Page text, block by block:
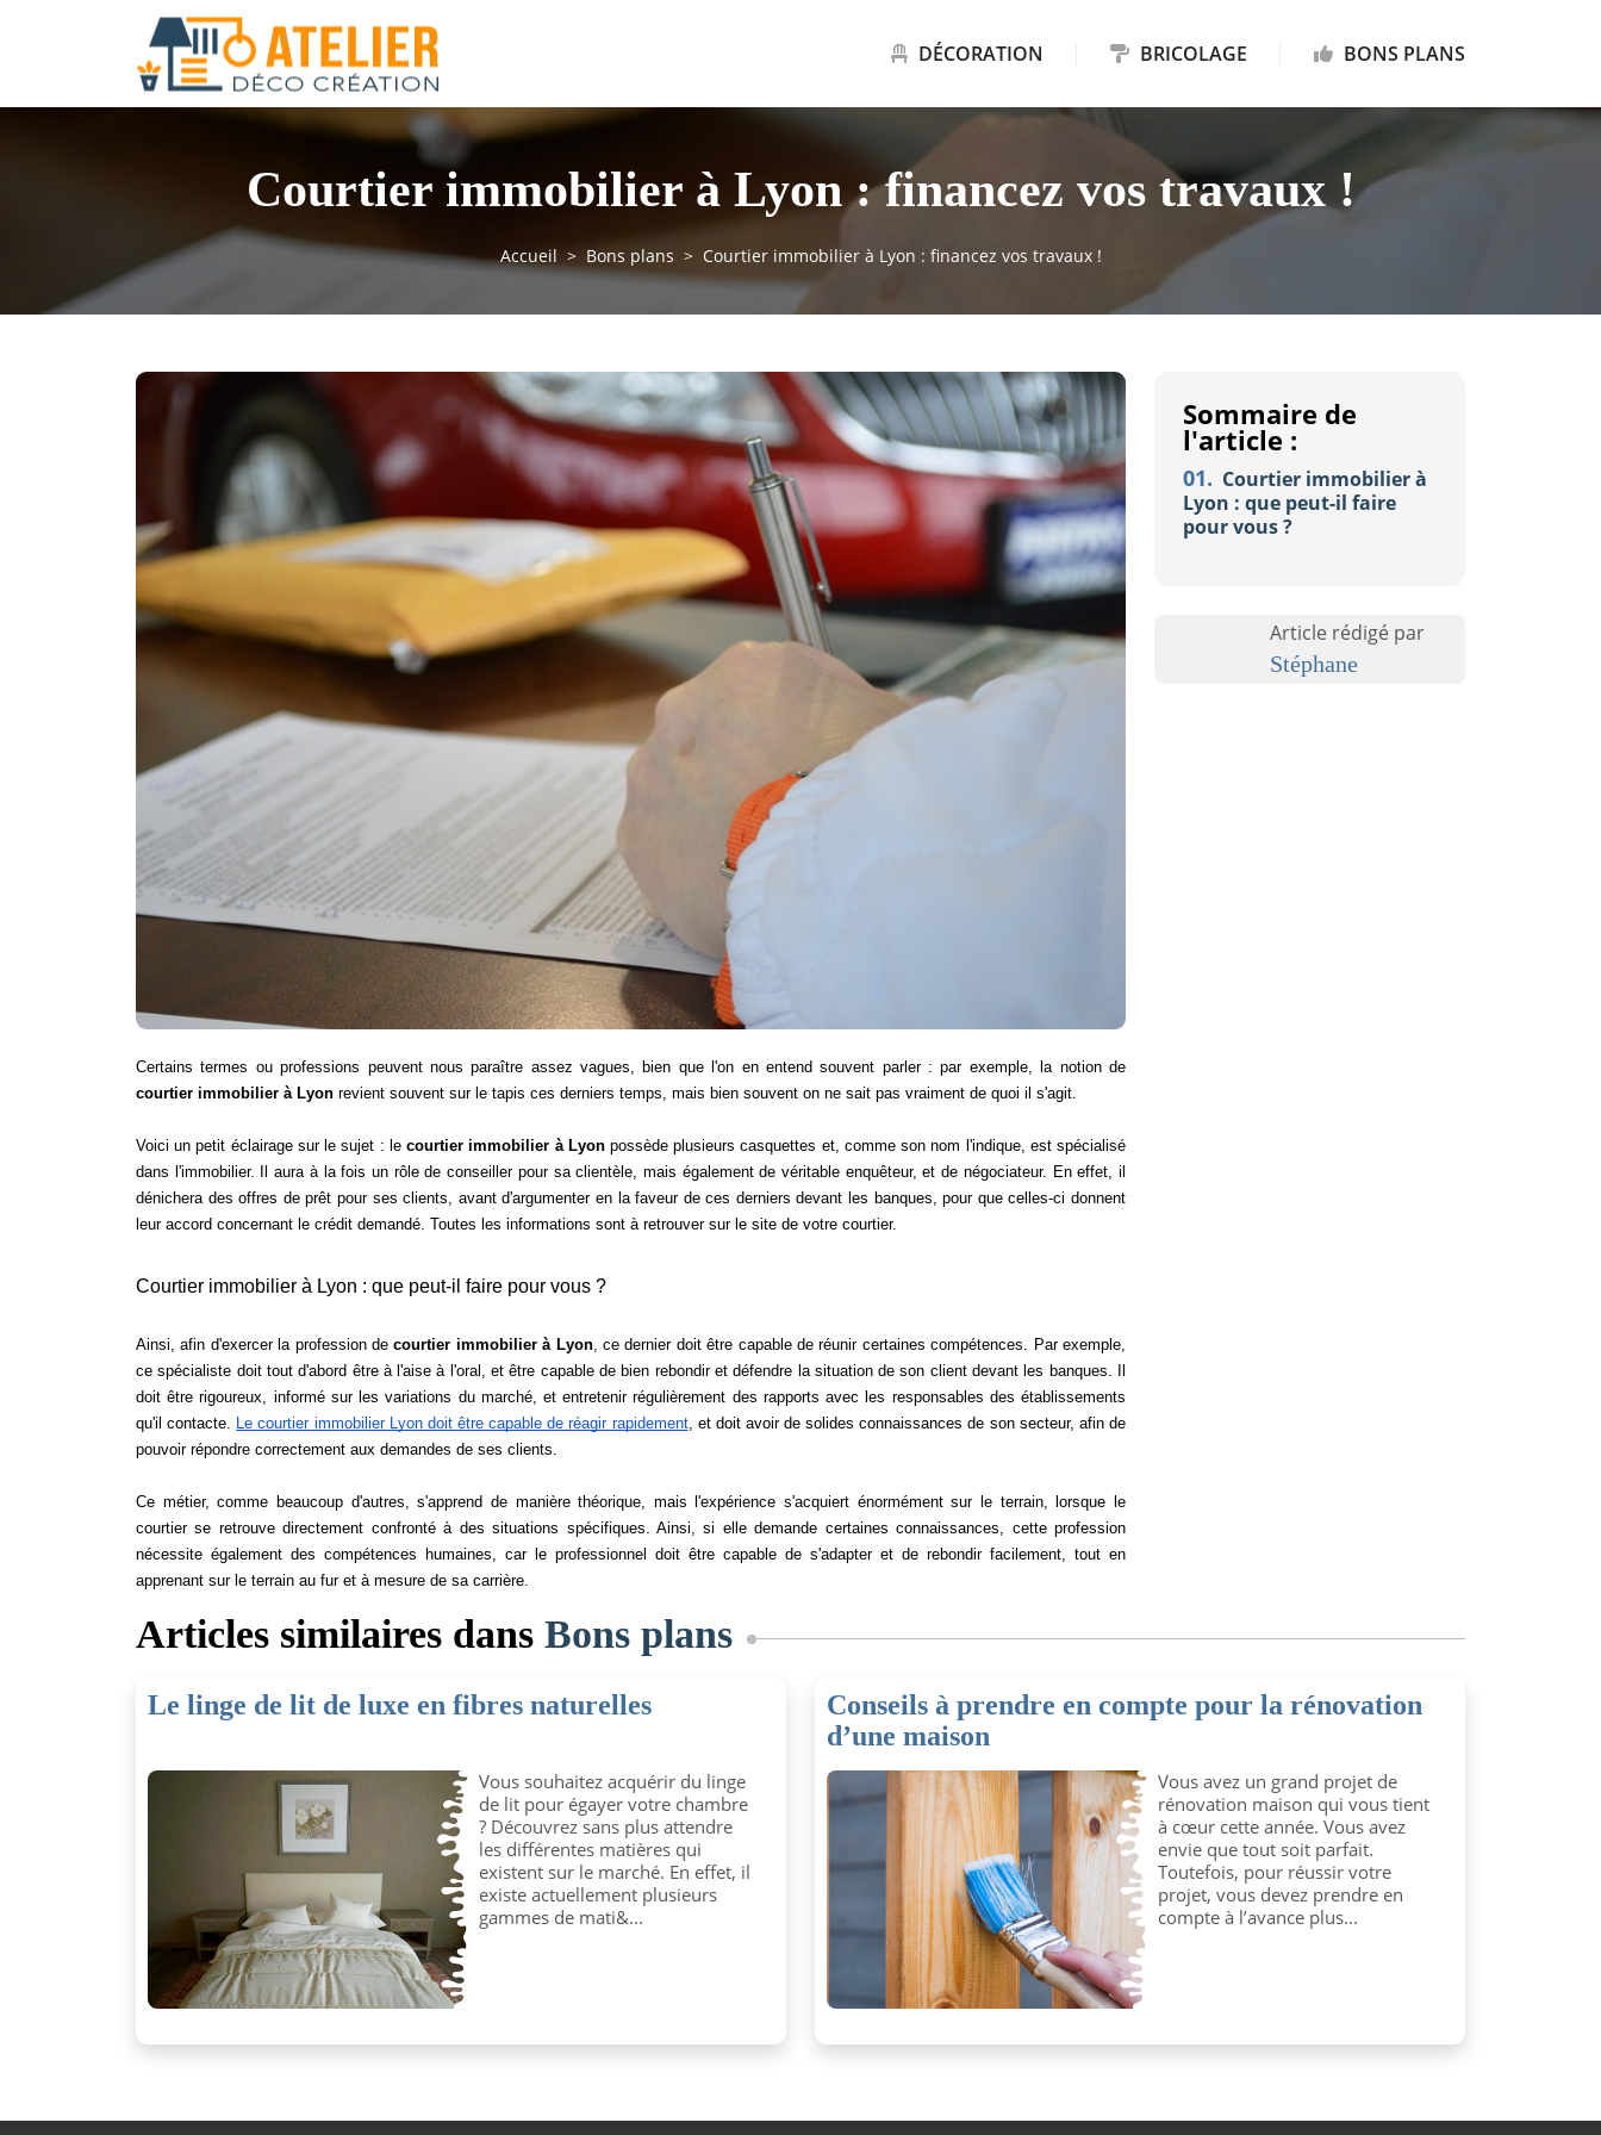
DÉCORATION BRICOLAGE BONS PLANS
Courtier immobilier à Lyon : financez vos travaux !
Accueil Bons plans Courtier immobilier à Lyon : financez vos travaux !
courtier immobilier à Lyon revient souvent sur le tapis ces derniers temps, mais bien souvent on ne sait pas vraiment de quoi il s'agit.
Voici un petit éclairage sur le sujet : le courtier immobilier à Lyon possède plusieurs casquettes et, comme son nom l'indique, est spécialisé
dans l'immobilier. Il aura à la fois un rôle de conseiller pour sa clientèle, mais également de véritable enquêteur, et de négociateur. En effet, il
dénichera des offres de prêt pour ses clients, avant d'argumenter en la faveur de ces derniers devant les banques, pour que celles-ci donnent
leur accord concernant le crédit demandé. Toutes les informations sont à retrouver sur le site de votre courtier.
Courtier immobilier à Lyon : que peut-il faire pour vous ?
Ainsi, afin d'exercer la profession de courtier immobilier à Lyon, ce dernier doit être capable de réunir certaines compétences. Par exemple,
ce spécialiste doit tout d'abord être à l'aise à l'oral, et être capable de bien rebondir et défendre la situation de son client devant les banques. Il
doit être rigoureux, informé sur les variations du marché, et entretenir régulièrement des rapports avec les responsables des établissements
qu'il contacte. Le courtier immobilier Lyon doit être capable de réagir rapidement, et doit avoir de solides connaissances de son secteur, afin de
pouvoir répondre correctement aux demandes de ses clients.
Ce métier, comme beaucoup d'autres, s'apprend de manière théorique, mais l'expérience s'acquiert énormément sur le terrain, lorsque le
courtier se retrouve directement confronté à des situations spécifiques. Ainsi, si elle demande certaines connaissances, cette profession
nécessite également des compétences humaines, car le professionnel doit être capable de s'adapter et de rebondir facilement, tout en
apprenant sur le terrain au fur et à mesure de sa carrière.
Sommaire de
l'article :
01. Courtier immobilier à
Lyon : que peut-il faire
pour vous ?
Article rédigé par
Stéphane
Articles similaires dans Bons plans
Le linge de lit de luxe en fibres naturelles
Vous souhaitez acquérir du linge
de lit pour égayer votre chambre
? Découvrez sans plus attendre
les différentes matières qui
existent sur le marché. En effet, il
existe actuellement plusieurs
gammes de mati&...
Conseils à prendre en compte pour la rénovation
d’une maison
Vous avez un grand projet de
rénovation maison qui vous tient
à cœur cette année. Vous avez
envie que tout soit parfait.
Toutefois, pour réussir votre
projet, vous devez prendre en
compte à l’avance plus...